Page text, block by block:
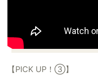
【PICK UP！③】